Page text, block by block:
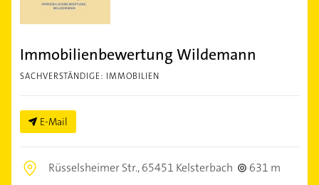
Immobilienbewertung Wildemann
SACHVERSTÄNDIGE: IMMOBILIEN
E-Mail
Rüsselsheimer Str.,65451 Kelsterbach
631 m